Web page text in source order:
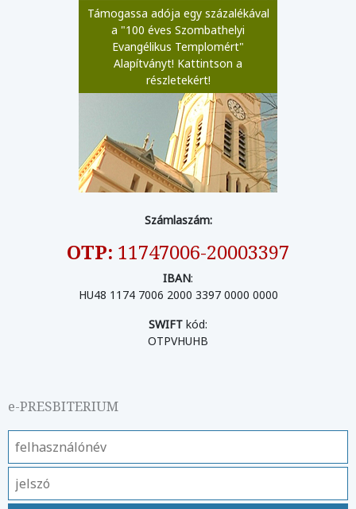
Támogassa adója egy százalékával
a "100 éves Szombathelyi
Evangélikus Templomért"
Alapítványt! Kattintson a
részletekért!
Számlaszám:
OTP: 11747006-20003397
IBAN:
HU48 1174 7006 2000 3397 0000 0000
SWIFT kód:
OTPVHUHB
e-PRESBITERIUM